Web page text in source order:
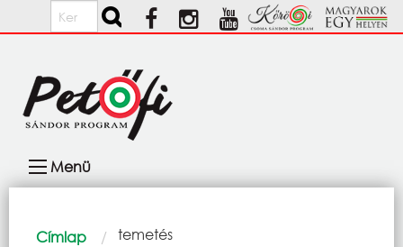
Ugrás a tartalomra
Keresés
navigáció
Menü
Morzsa
Címlap Current:
temetés